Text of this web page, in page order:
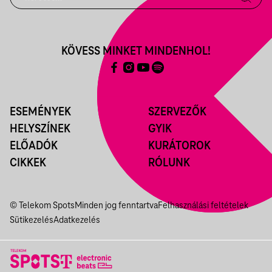
ESEMÉNYEK
HELYSZÍNEK
ELŐADÓK
CIKKEK
SZERVEZŐK
GYIK
KURÁTOROK
RÓLUNK
KÖVESS MINKET MINDENHOL!
© Telekom SpotsMinden jog fenntartvaFelhasználási feltételek
SütikezelésAdatkezelés